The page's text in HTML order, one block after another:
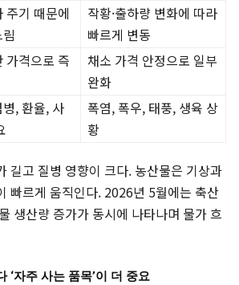
주기 때문에
작황·출하량 변화에 따라
빠르게 변동
가격으로 즉
채소 가격 안정으로 일부
완화
, 환율, 사
폭염, 폭우, 태풍, 생육 상
황
길고 질병 영향이 크다. 농산물은 기상과
빠르게 움직인다. 2026년 5월에는 축산
생산량 증가가 동시에 나타나며 물가 흐
‘자주 사는 품목’이 더 중요